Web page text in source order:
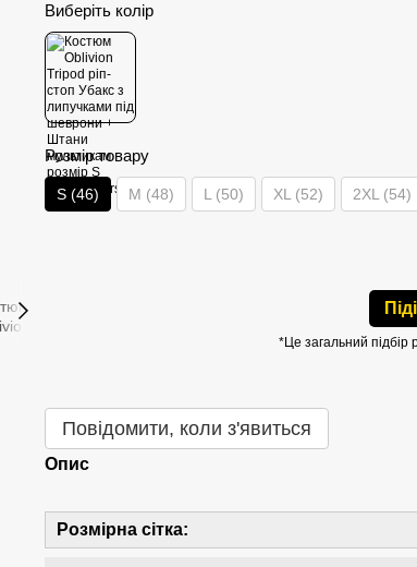
Виберіть колір
Розмір товару
S (46) M (48) L (50) XL (52) 2XL (54)
*Це загальний підбір
Повідомити, коли з'явиться
Опис
Розмірна сітка: